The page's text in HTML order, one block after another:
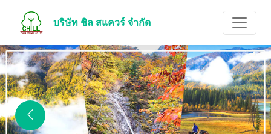
บริษัท ชิล สแควร์ จำกัด